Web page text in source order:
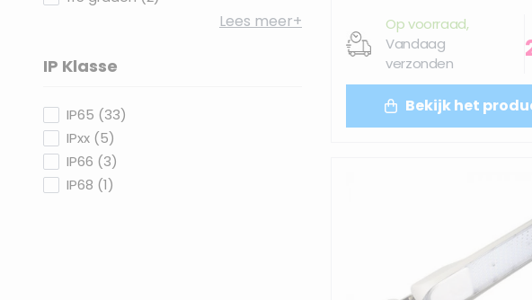
Lees meer+
IP Klasse
IP65 (33products available
)
IPxx (5products available
)
IP66 (3products available
)
IP68 (1products available
)
Op voorraad,
Vandaag
verzonden
Bekijk het